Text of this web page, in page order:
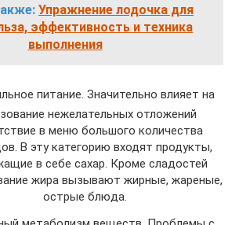
Упражнение лодочка для
эффективность и техника
выполнения
питание. Значительно влияет на
нежелательных отложений
в меню большого количества
В эту категорию входят продукты,
в себе сахар. Кроме сладостей
жира вызывают жирные, жареные,
острые блюда.